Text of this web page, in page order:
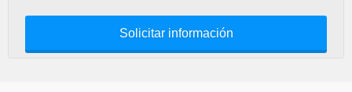
Solicitar información